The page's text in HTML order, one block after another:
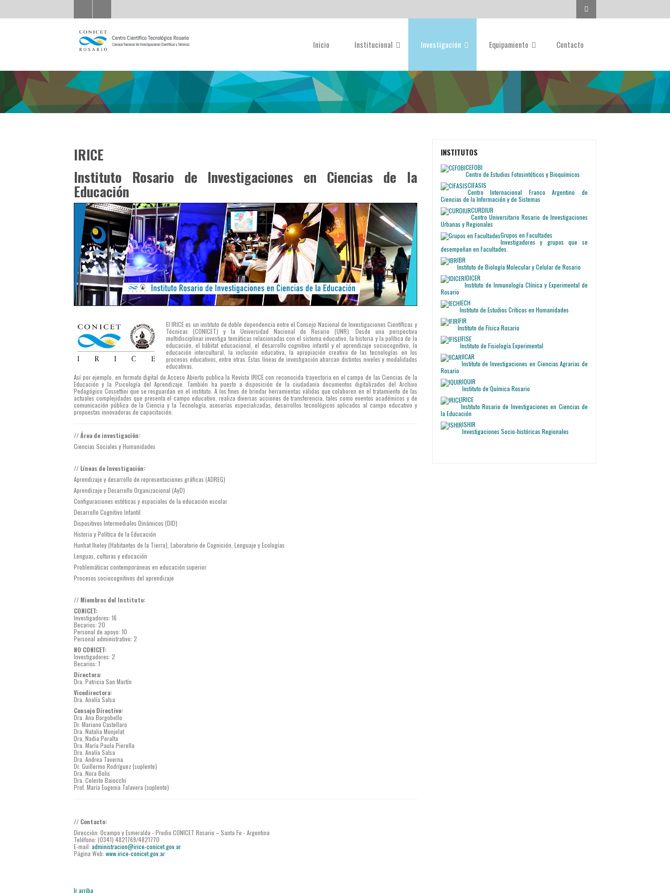
Inicio Institucional Investigación Equipamiento Contacto
IRICE
Instituto Rosario de Investigaciones en Ciencias de la
Educación
El IRICE es un instituto de doble dependencia entre el Consejo Nacional de Investigaciones Científicas y
Técnicas (CONICET) y la Universidad Nacional de Rosario (UNR). Desde una perspectiva
multidisciplinar investiga temáticas relacionadas con el sistema educativo, la historia y la política de la
educación, el hábitat educacional, el desarrollo cognitivo infantil y el aprendizaje sociocognitivo, la
educación intercultural, la inclusión educativa, la apropiación creativa de las tecnologías en los
procesos educativos, entre otras. Estas líneas de investigación abarcan distintos niveles y modalidades
educativas.
Así por ejemplo, en formato digital de Acceso Abierto publica la Revista IRICE con reconocida trayectoria en el campo de las Ciencias de la
Educación y la Psicología del Aprendizaje. También ha puesto a disposición de la ciudadanía documentos digitalizados del Archivo
Pedagógico Cossettini que se resguardan en el instituto. A los fines de brindar herramientas válidas que colaboren en el tratamiento de las
actuales complejidades que presenta el campo educativo, realiza diversas acciones de transferencia, tales como eventos académicos y de
comunicación pública de la Ciencia y la Tecnología, asesorías especializadas, desarrollos tecnológicos aplicados al campo educativo y
propuestas innovadoras de capacitación.
// Área de investigación:
Ciencias Sociales y Humanidades
// Líneas de Investigación:
Aprendizaje y desarrollo de representaciones gráficas (ADREG)
Aprendizaje y Desarrollo Organizacional (AyD)
Configuraciones estéticas y espaciales de la educación escolar
Desarrollo Cognitivo Infantil
Dispositivos Intermediales Dinámicos (DID)
Historia y Política de la Educación
Hunhat lheley (Habitantes de la Tierra), Laboratorio de Cognición, Lenguaje y Ecologías
Lenguas, culturas y educación
Problemáticas contemporáneas en educación superior
Procesos sociocognitivos del aprendizaje
// Miembros del Instituto:
CONICET:
Investigadores: 16
Becarios: 20
Personal de apoyo: 10
Personal administrativo: 2
NO CONICET:
Investigadores: 2
Becarios: 1
Directora:
Dra. Patricia San Martín
Vicedirectora:
Dra. Analía Salsa
Consejo Directivo:
Dra. Ana Borgobello
Dr. Mariano Castellaro
Dra. Natalia Monjelat
Dra, Nadia Peralta
Dra. María Paula Pierella
Dra. Analía Salsa
Dra. Andrea Taverna
Dr. Guillermo Rodríguez (suplente)
Dra. Nora Bolis
Dra. Celeste Baiocchi
Prof. María Eugenia Talavera (suplente)
// Contacto:
Dirección: Ocampo y Esmeralda - Predio CONICET Rosario – Santa Fe - Argentina
Teléfono: (0341) 4821769/4821770
E-mail: administracion@irice-conicet.gov.ar
Página Web: www.irice-conicet.gov.ar
Ir arriba
INSTITUTOS
CEFOBI
Centro de Estudios Fotosintéticos y Bioquímicos
CIFASIS
Centro Internacional Franco Argentino de
Ciencias de la Información y de Sistemas
CURDIUR
Centro Universitario Rosario de Investigaciones
Urbanas y Regionales
Grupos en Facultades
Investigadores y grupos que se
desempeñan en Facultades.
IBR
Instituto de Biología Molecular y Celular de Rosario
IDICER
Instituto de Inmunología Clínica y Experimental de
Rosario
IECH
Instituto de Estudios Críticos en Humanidades
IFIR
Instituto de Física Rosario
IFISE
Instituto de Fisiología Experimental
IICAR
Instituto de Investigaciones en Ciencias Agrarias de
Rosario
IQUIR
Instituto de Química Rosario
IRICE
Instituto Rosario de Investigaciones en Ciencias de
la Educación
ISHIR
Investigaciones Socio-históricas Regionales